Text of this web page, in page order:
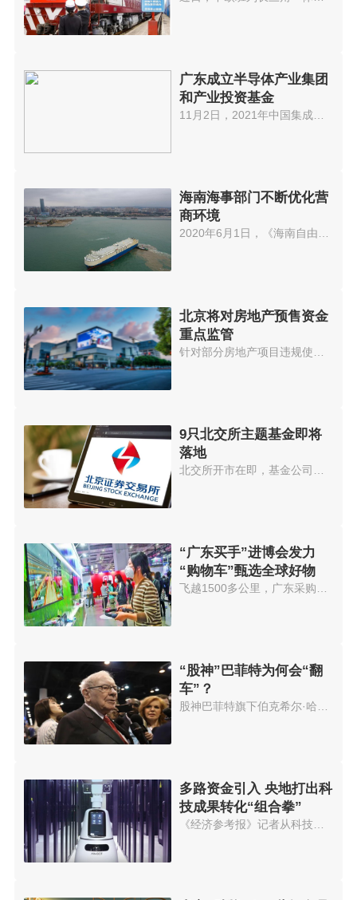
广东成立半导体产业集团
和产业投资基金
11月2日，2021年中国集成电路制...
海南海事部门不断优化营
商环境
2020年6月1日，《海南自由贸易港...
北京将对房地产预售资金
重点监管
9只北交所主题基金即将
落地
“广东买手”进博会发力
“购物车”甄选全球好物
“股神”巴菲特为何会“翻
车”？
多路资金引入 央地打出科
技成果转化“组合拳”